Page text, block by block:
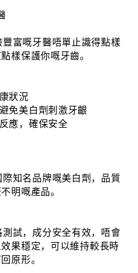
富嘅牙醫唔單止識得點樣
樣保護你嘅牙齒。
狀況
免美白劑刺激牙齦
應，確保安全
知名品牌嘅美白劑，品質
明嘅產品。
試，成分安全有效，唔會
果穩定，可以維持較長時
原形。